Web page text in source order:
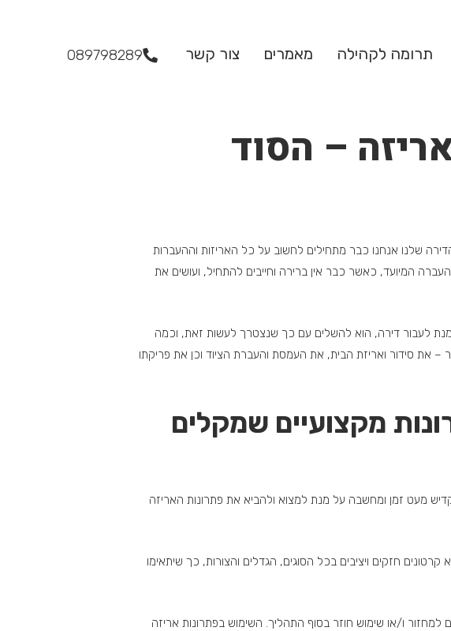
תרומה לקהילה מאמרים צור קשר 089798289
– הסוד
שלנו אנחנו כבר מתחילים לחשוב על כל האריזות וההעברות
המיועד, כאשר כבר אין ברירה וחייבים להתחיל, ועושים את
לעבור דירה, הוא להשלים עם כך שנצטרך לעשות זאת, וכמה
– את סידור ואריזת הבית, את העמסת והעברת הציוד וכן את פריקתו
מקצועיים שמקלים
מעט זמן ומחשבה על מנת למצוא ולהביא את פתרונות האריזה
חזקים ויציבים בכל הסוגים, הגדלים והצורות, כך שיתאימו
למחזור ו/או שימוש חוזר בסוף התהליך. השימוש בפתרונות אריזה